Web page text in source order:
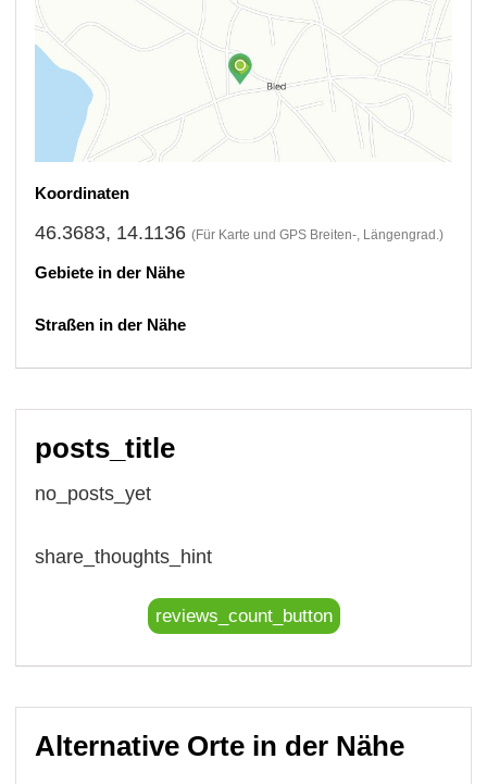
Koordinaten
46.3683, 14.1136 (Für Karte und GPS Breiten-, Längengrad.)
Gebiete in der Nähe
Straßen in der Nähe
posts_title
no_posts_yet
share_thoughts_hint
reviews_count_button
Alternative Orte in der Nähe